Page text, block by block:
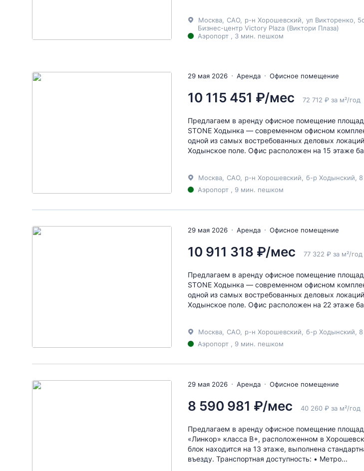
Москва САО р-н Хорошевский ул Викторенко ,
Бизнес-центр Victory Plaza (Виктори Плаза)
Аэропорт , 3 мин. пешком
29 мая 2026 Аренда Офисное помещение
10 115 451 ₽/мес 72 712 ₽ за м²/год
Предлагаем в аренду офисное помещение
STONE Ходынка — современном офисном
одной из самых востребованных деловых
Ходынское поле. Офис расположен на 15 этаже
Москва САО р-н Хорошевский б-р Ходынский , 8
Аэропорт , 9 мин. пешком
29 мая 2026 Аренда Офисное помещение
10 911 318 ₽/мес 77 322 ₽ за м²/год
Предлагаем в аренду офисное помещение
STONE Ходынка — современном офисном
одной из самых востребованных деловых
Ходынское поле. Офис расположен на 22 этаже
Москва САО р-н Хорошевский б-р Ходынский , 8
Аэропорт , 9 мин. пешком
29 мая 2026 Аренда Офисное помещение
8 590 981 ₽/мес 40 260 ₽ за м²/год
Предлагаем в аренду офисное помещение
«Линкор» класса B+, расположенном в
блок находится на 13 этаже, выполнена
въезду. Транспортная доступность: • Метро...